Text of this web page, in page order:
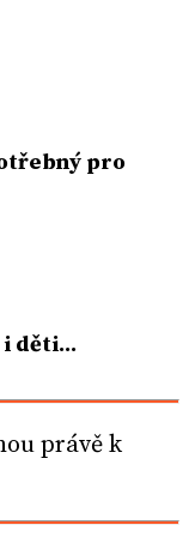
pro
děti...
právě k